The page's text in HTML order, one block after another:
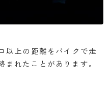
以上の距離をバイクで走
れたことがあります。